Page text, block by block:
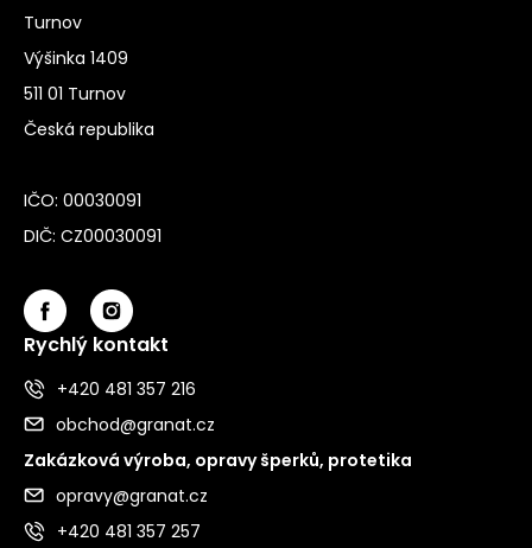
Turnov
Výšinka 1409
511 01 Turnov
Česká republika
IČO: 00030091
DIČ: CZ00030091
Rychlý kontakt
+420 481 357 216
obchod@granat.cz
Zakázková výroba, opravy šperků, protetika
opravy@granat.cz
+420 481 357 257